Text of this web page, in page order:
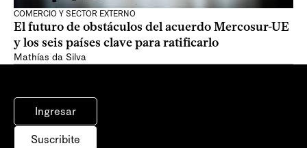
COMERCIO Y SECTOR EXTERNO
El futuro de obstáculos del acuerdo Mercosur-UE
y los seis países clave para ratificarlo
Mathías da Silva
Ingresar
Suscribite